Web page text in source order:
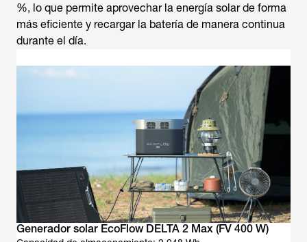
%, lo que permite aprovechar la energía solar de forma
más eficiente y recargar la batería de manera continua
durante el día.
Generador solar EcoFlow DELTA 2 Max (FV 400 W)